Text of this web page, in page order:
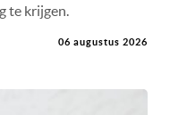
te krijgen.
06 augustus 2026